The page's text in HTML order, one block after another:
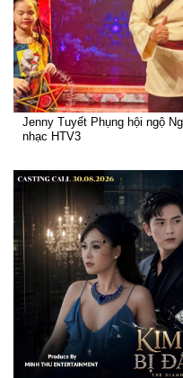
Jenny Tuyết Phụng hội ngộ
nhạc HTV3